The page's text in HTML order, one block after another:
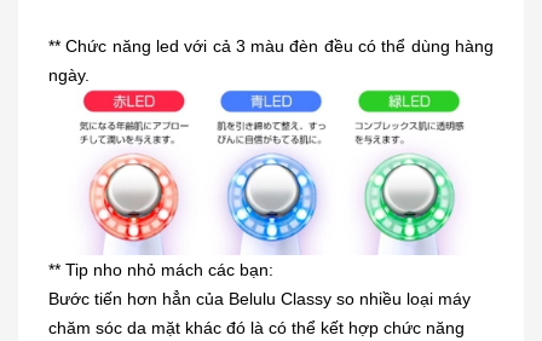
** Chức năng led với cả 3 màu đèn đều có thể dùng hàng
ngày.
** Tip nho nhỏ mách các bạn:
Bước tiến hơn hẳn của Belulu Classy so nhiều loại máy
chăm sóc da mặt khác đó là có thể kết hợp chức năng